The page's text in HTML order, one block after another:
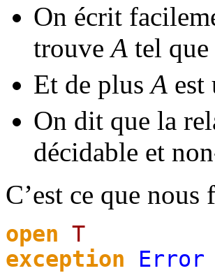
On écrit
trouveA tel que
Et de plusA est
On dit que la
décidable et
C’est ce que nous
open T
exception
Error